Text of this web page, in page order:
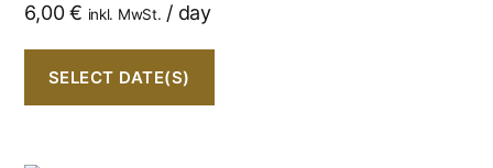
6,00€ inkl. MwSt. / day
SELECT DATE(S)